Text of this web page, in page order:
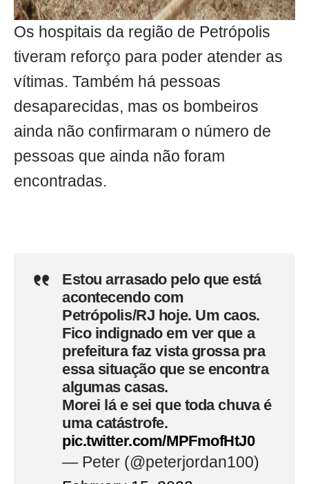
Os hospitais da região de Petrópolis
tiveram reforço para poder atender as
vítimas. Também há pessoas
desaparecidas, mas os bombeiros
ainda não confirmaram o número de
pessoas que ainda não foram
encontradas.
Estou arrasado pelo que está
acontecendo com
Petrópolis/RJ hoje. Um caos.
Fico indignado em ver que a
prefeitura faz vista grossa pra
essa situação que se encontra
algumas casas.
Morei lá e sei que toda chuva é
uma catástrofe.
pic.twitter.com/MPFmofHtJ0
— Peter (@peterjordan100)